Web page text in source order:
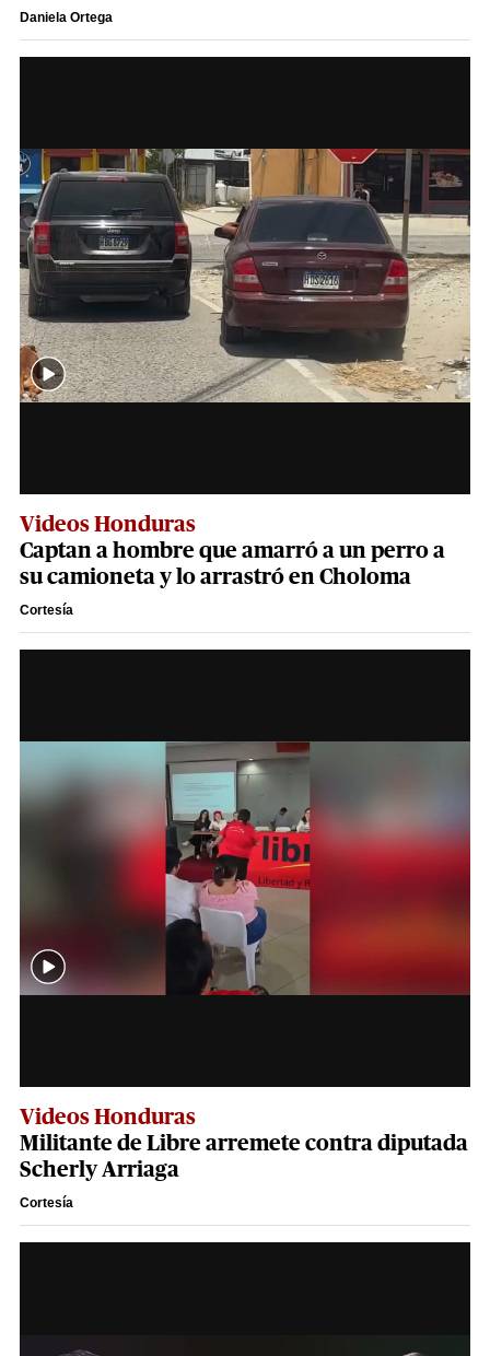
Daniela Ortega
Videos Honduras
Captan a hombre que amarró a un perro a
su camioneta y lo arrastró en Choloma
Cortesía
Videos Honduras
Militante de Libre arremete contra diputada
Scherly Arriaga
Cortesía